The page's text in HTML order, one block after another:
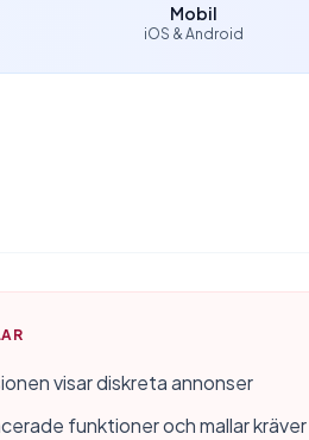
Mobil
iOS & Android
visar diskreta annonser
funktioner och mallar